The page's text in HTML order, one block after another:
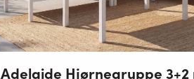
Adelaide Hjørnegruppe 3+2